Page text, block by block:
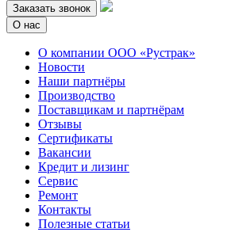
Заказать звонок
О нас
О компании ООО «Рустрак»
Новости
Наши партнёры
Производство
Поставщикам и партнёрам
Отзывы
Сертификаты
Вакансии
Кредит и лизинг
Сервис
Ремонт
Контакты
Полезные статьи